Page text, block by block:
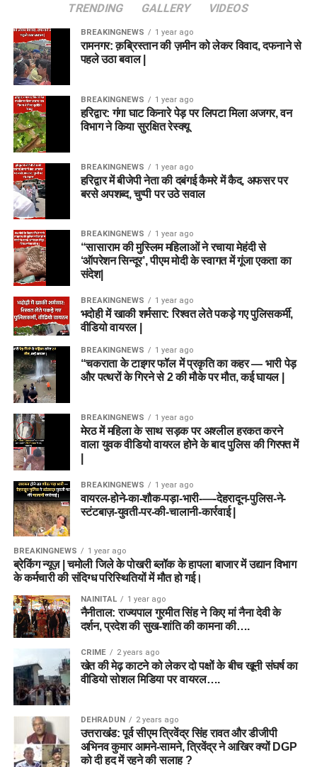
TRENDING GALLERY VIDEOS
BREAKINGNEWS 1 year ago
रामनगर: क़ब्रिस्तान की ज़मीन को लेकर विवाद, दफनाने से
पहले उठा बवाल |
BREAKINGNEWS 1 year ago
हरिद्वार: गंगा घाट किनारे पेड़ पर लिपटा मिला अजगर, वन
विभाग ने किया सुरक्षित रेस्क्यू
BREAKINGNEWS 1 year ago
हरिद्वार में बीजेपी नेता की दबंगई कैमरे में कैद, अफसर पर
बरसे अपशब्द, चुप्पी पर उठे सवाल
BREAKINGNEWS 1 year ago
“सासाराम की मुस्लिम महिलाओं ने रचाया मेहंदी से
‘ऑपरेशन सिन्दूर’, पीएम मोदी के स्वागत में गूंजा एकता का
संदेश|
BREAKINGNEWS 1 year ago
भदोही में खाकी शर्मसार: रिश्वत लेते पकड़े गए पुलिसकर्मी,
वीडियो वायरल |
BREAKINGNEWS 1 year ago
“चकराता के टाइगर फॉल में प्रकृति का कहर — भारी पेड़
और पत्थरों के गिरने से 2 की मौके पर मौत, कई घायल |
BREAKINGNEWS 1 year ago
मेरठ में महिला के साथ सड़क पर अश्लील हरकत करने
वाला युवक वीडियो वायरल होने के बाद पुलिस की गिरफ्त में
BREAKINGNEWS 1 year ago
वायरल-होने-का-शौक-पड़ा-भारी-—-देहरादून-पुलिस-ने-
स्टंटबाज़-युवती-पर-की-चालानी-कार्रवाई |
BREAKINGNEWS 1 year ago
ब्रेकिंग न्यूज़ | चमोली जिले के पोखरी ब्लॉक के हापला बाजार में उद्यान विभाग
के कर्मचारी की संदिग्ध परिस्थितियों में मौत हो गई।
NAINITAL 1 year ago
नैनीताल: राज्यपाल गुरमीत सिंह ने किए मां नैना देवी के
दर्शन, प्रदेश की सुख-शांति की कामना की….
CRIME 2 years ago
खेत की मेढ़ काटने को लेकर दो पक्षों के बीच खूनी संघर्ष का
वीडियो सोशल मिडिया पर वायरल….
DEHRADUN 2 years ago
उत्तराखंड: पूर्व सीएम त्रिवेंद्र सिंह रावत और डीजीपी
अभिनव कुमार आमने-सामने, त्रिवेंद्र ने आखिर क्यों DGP
को दी हद में रहने की सलाह ?